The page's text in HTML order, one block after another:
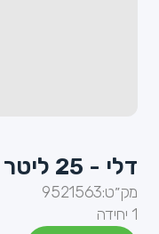
דלי - 25 ליטר - צבעוני
מק״ט:9521563
1 יחידה